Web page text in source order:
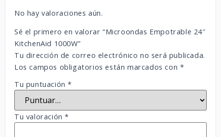
No hay valoraciones aún.
Sé el primero en valorar “Microondas Empotrable 24″
KitchenAid 1000W”
Tu dirección de correo electrónico no será publicada.
Los campos obligatorios están marcados con *
Tu puntuación*
Tu valoración*